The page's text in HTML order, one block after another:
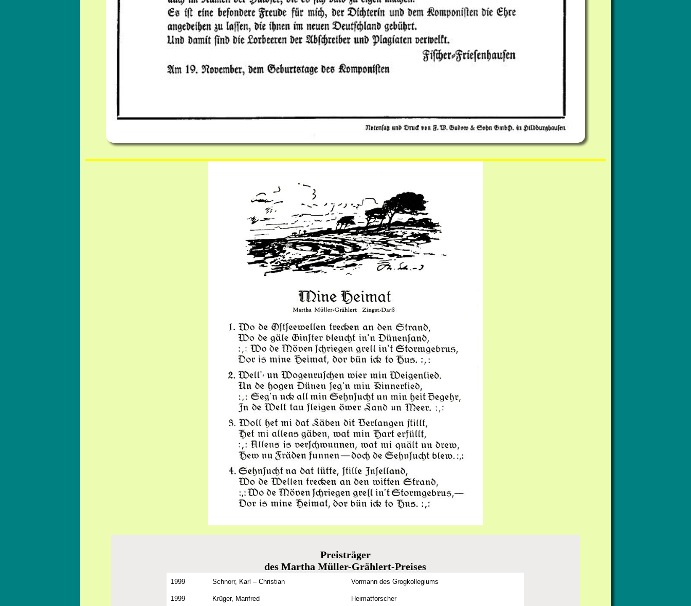
Preisträger
des Martha Müller-Grählert-Preises
1999 Schnorr, Karl – Christian Vormann des Grogkollegiums
1999 Krüger, Manfred Heimatforscher